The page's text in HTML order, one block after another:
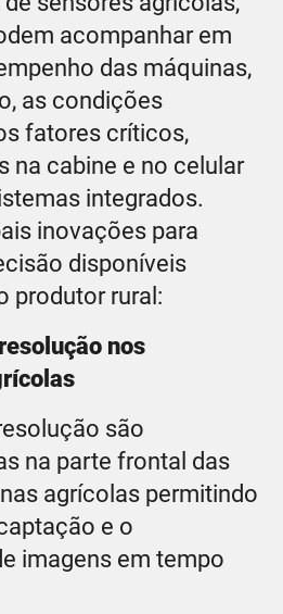
acompanhar em
das máquinas,
as condições
fatores críticos,
na cabine e no celular
integrados.
inovações para
disponíveis
produtor rural:
nos
são
na parte frontal das
agrícolas permitindo
e o
imagens em tempo